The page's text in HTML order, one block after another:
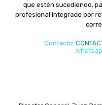
que estén sucediendo,
profesional integrado por
Contacto: